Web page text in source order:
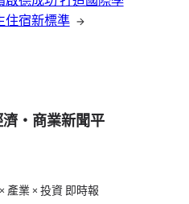
住宿新標準 →
・商業新聞平
產業 × 投資 即時報